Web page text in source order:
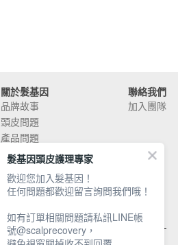
關於髮基因
品牌故事
頭皮問題
產品問題
外部通路
聯絡我們
加入團隊
髮基因頭皮護理專家
歡迎您加入髮基因！
任何問題都歡迎留言詢問我們哦！
如有訂單相關問題請私訊LINE帳
號@scalprecovery，